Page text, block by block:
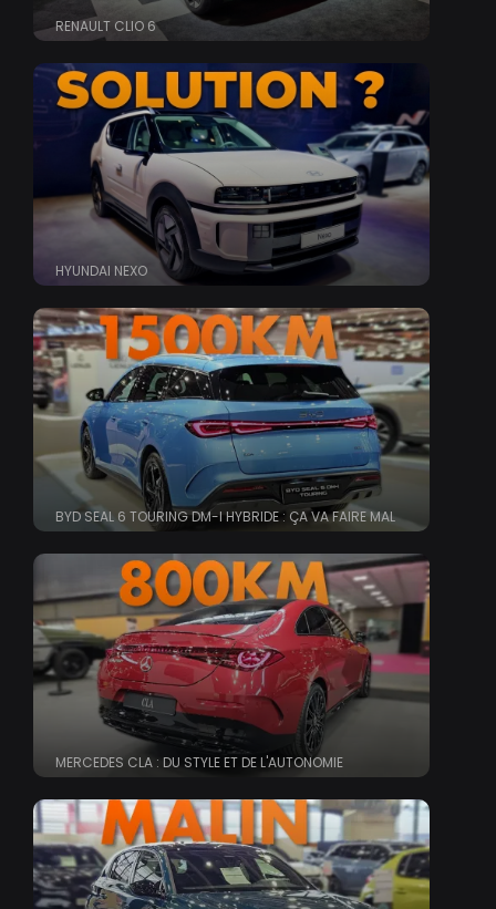
RENAULT CLIO 6
HYUNDAI NEXO
BYD SEAL 6 TOURING DM-I HYBRIDE : ÇA VA FAIRE MAL
MERCEDES CLA : DU STYLE ET DE L'AUTONOMIE